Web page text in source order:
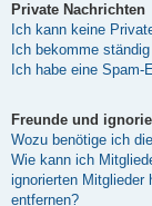
Private Nachrichten
Ich kann keine
Ich bekomme
Ich habe eine
Freunde und
Wozu benötige ich
Wie kann ich
ignorierten Mitglieder
entfernen?